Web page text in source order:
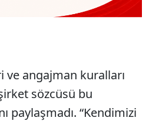
ve angajman kuralları
sözcüsü bu
paylaşmadı. “Kendimizi